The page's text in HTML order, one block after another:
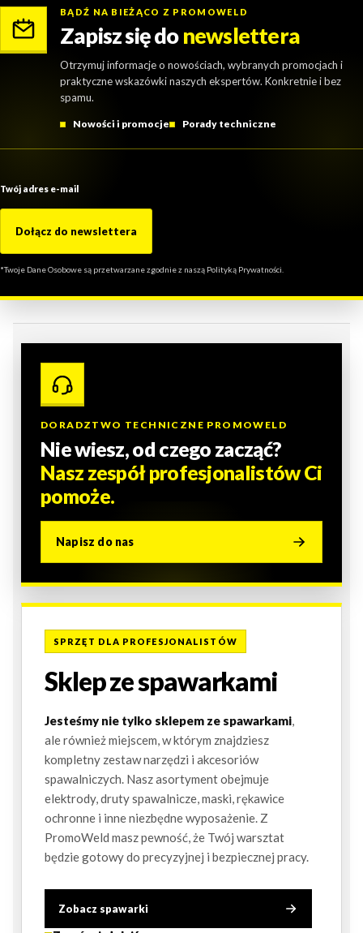
BĄDŹ NA BIEŻĄCO Z PROMOWELD
Zapisz się donewslettera
Otrzymuj informacje o nowościach, wybranych promocjach i
praktyczne wskazówki naszych ekspertów. Konkretnie i bez
spamu.
Nowości i promocje Porady techniczne
Twój adres e-mail
Dołącz do newslettera
*Twoje Dane Osobowe są przetwarzane zgodnie z naszą Polityką Prywatności.
DORADZTWO TECHNICZNE PROMOWELD
Nie wiesz, od czego zacząć?
Nasz zespół profesjonalistów Ci
pomoże.
Napisz do nas
SPRZĘT DLA PROFESJONALISTÓW
Sklep ze spawarkami
Jesteśmy nie tylko sklepem ze spawarkami,
ale również miejscem, w którym znajdziesz
kompletny zestaw narzędzi i akcesoriów
spawalniczych. Nasz asortyment obejmuje
elektrody, druty spawalnicze, maski, rękawice
ochronne i inne niezbędne wyposażenie. Z
PromoWeld masz pewność, że Twój warsztat
będzie gotowy do precyzyjnej i bezpiecznej pracy.
Zobacz spawarki